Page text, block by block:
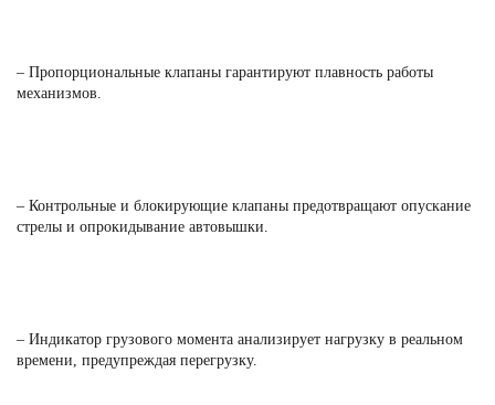
– Пропорциональные клапаны гарантируют плавность работы
механизмов.
– Контрольные и блокирующие клапаны предотвращают опускание
стрелы и опрокидывание автовышки.
– Индикатор грузового момента анализирует нагрузку в реальном
времени, предупреждая перегрузку.